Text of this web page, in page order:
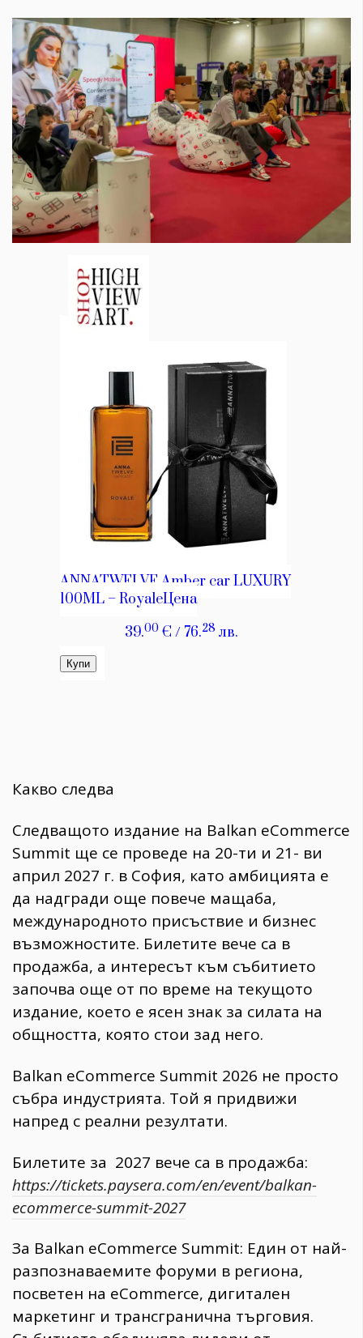
Какво следва
Следващото издание на Balkan eCommerce
Summit ще се проведе на 20-ти и 21- ви
април 2027 г. в София, като амбицията е
да надгради още повече мащаба,
международното присъствие и бизнес
възможностите. Билетите вече са в
продажба, а интересът към събитието
започва още от по време на текущото
издание, което е ясен знак за силата на
общността, която стои зад него.
Balkan eCommerce Summit 2026 не просто
събра индустрията. Той я придвижи
напред с реални резултати.
Билетите за 2027 вече са в продажба:
https://tickets.paysera.com/en/event/balkan-
ecommerce-summit-2027
За Balkan eCommerce Summit: Един от най-
разпознаваемите форуми в региона,
посветен на eCommerce, дигитален
маркетинг и трансгранична търговия.